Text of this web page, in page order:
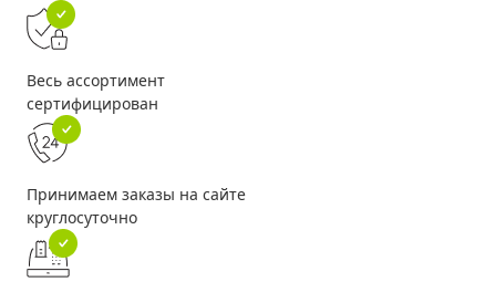
Весь ассортимент
сертифицирован
Принимаем заказы на сайте
круглосуточно